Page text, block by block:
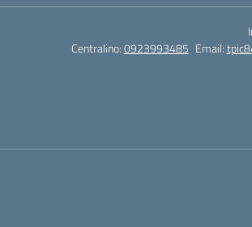
Centralino:0923993485 Email: